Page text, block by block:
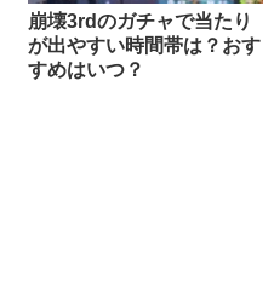
崩壊3rdのガチャで当たり
が出やすい時間帯は？おす
すめはいつ？